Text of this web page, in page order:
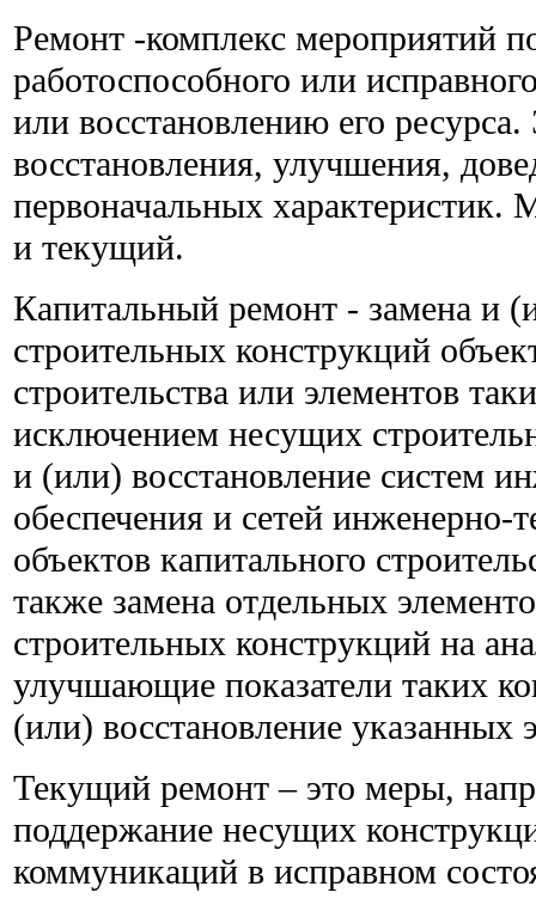
Ремонт -комплекс мероприятий
работоспособного или
или восстановлению его
восстановления, улучшения,
первоначальных
и текущий.
Капитальный ремонт - замена и
строительных конструкций
строительства или элементов
исключением несущих
и (или) восстановление систем
обеспечения и сетей инженерно-
объектов капитального
также замена отдельных
строительных конструкций на
улучшающие показатели таких
(или) восстановление указанных
Текущий ремонт – это меры,
поддержание несущих
коммуникаций в исправном